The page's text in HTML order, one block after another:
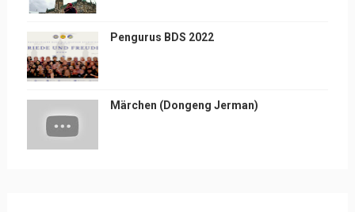
Pengurus BDS 2022
Märchen (Dongeng Jerman)